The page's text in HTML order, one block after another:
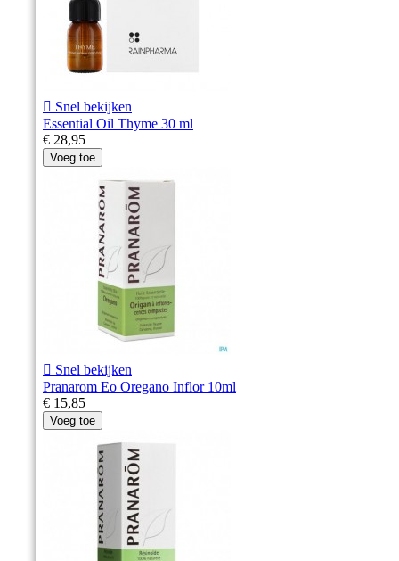
 Snel bekijken
Essential Oil Thyme 30 ml
€ 28,95
Voeg toe
 Snel bekijken
Pranarom Eo Oregano Inflor 10ml
€ 15,85
Voeg toe